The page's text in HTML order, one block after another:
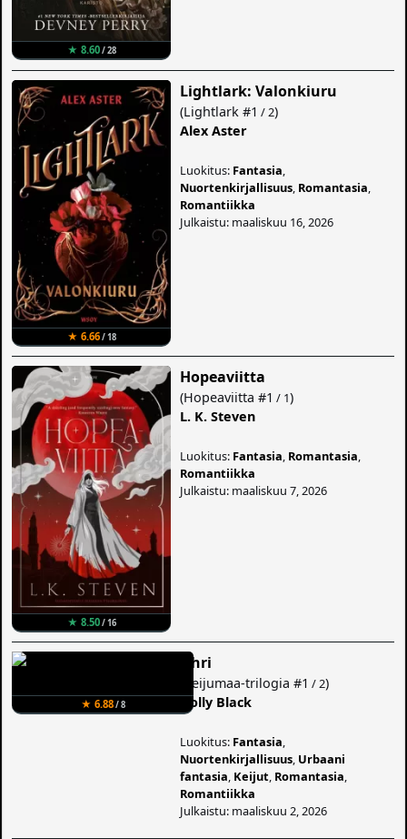
★ 8.60/ 28
★ 6.66/ 18
Lightlark: Valonkiuru
(Lightlark #1 / 2)
Alex Aster
Luokitus: Fantasia
Nuortenkirjallisuus Romantasia
Romantiikka
Julkaistu: maaliskuu 16, 2026
★ 8.50/ 16
Hopeaviitta
(Hopeaviitta #1 / 1)
L. K. Steven
Luokitus: Fantasia Romantasia
Romantiikka
Julkaistu: maaliskuu 7, 2026
★ 6.88/ 8
Uhri
Keijumaa-trilogia #1 / 2)
Holly Black
Luokitus: Fantasia
Nuortenkirjallisuus Urbaani
fantasia Keijut Romantasia
Romantiikka
Julkaistu: maaliskuu 2, 2026